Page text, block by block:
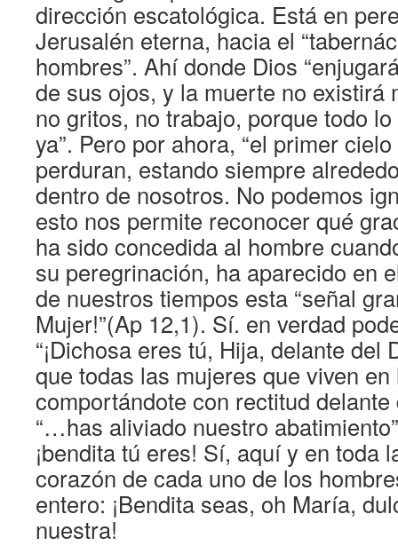
dirección escatológica. Está en
Jerusalén eterna, hacia el
hombres”. Ahí donde Dios
de sus ojos, y la muerte no existirá
no gritos, no trabajo, porque todo
ya”. Pero por ahora, “el primer
perduran, estando siempre
dentro de nosotros. No podemos
esto nos permite reconocer qué
ha sido concedida al hombre
su peregrinación, ha aparecido en
de nuestros tiempos esta “señal
Mujer!”(Ap 12,1). Sí. en verdad
“¡Dichosa eres tú, Hija, delante del
que todas las mujeres que viven
comportándote con rectitud delante
“…has aliviado nuestro
¡bendita tú eres! Sí, aquí y en toda
corazón de cada uno de los
entero: ¡Bendita seas, oh María,
nuestra!